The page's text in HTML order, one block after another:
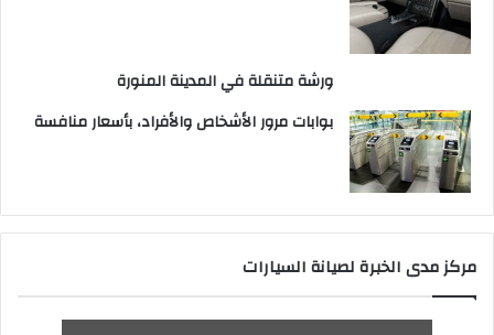
ورشة متنقلة في المدينة المنورة
بوابات مرور الأشخاص والأفراد، بأسعار منافسة
مركز مدى الخبرة لصيانة السيارات